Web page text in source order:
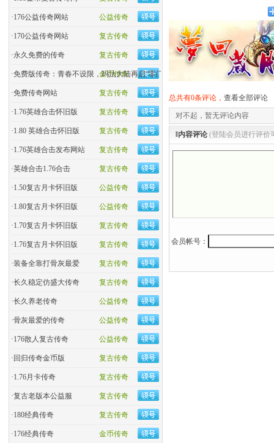
公益传奇
·176公益传奇网站
复古传奇
·170公益传奇网站
复古传奇
·永久免费的传奇
金币传奇
·免费版传奇：青春不设限，玛法大陆再启“零门槛”热血
复古传奇
·免费传奇网站
复古传奇
·1.76英雄合击怀旧版
复古传奇
·1.80 英雄合击怀旧版
复古传奇
·1.76英雄合击发布网站
复古传奇
·英雄合击1.76合击
公益传奇
·1.50复古月卡怀旧版
公益传奇
·1.80复古月卡怀旧版
复古传奇
·1.70复古月卡怀旧版
复古传奇
·1.76复古月卡怀旧版
复古传奇
·装备全靠打骨灰最爱
复古传奇
·长久稳定仿盛大传奇
公益传奇
·长久养老传奇
公益传奇
·骨灰最爱的传奇
公益传奇
·176散人复古传奇
复古传奇
· 回归传奇金币版
复古传奇
·1.76月卡传奇
复古传奇
·复古老版本公益服
复古传奇
·180经典传奇
金币传奇
·176经典传奇
总共有0条评论， 查看全部评论
对不起，暂无评论内容
‖内容评论 (登陆会员进行评价
会员帐号：